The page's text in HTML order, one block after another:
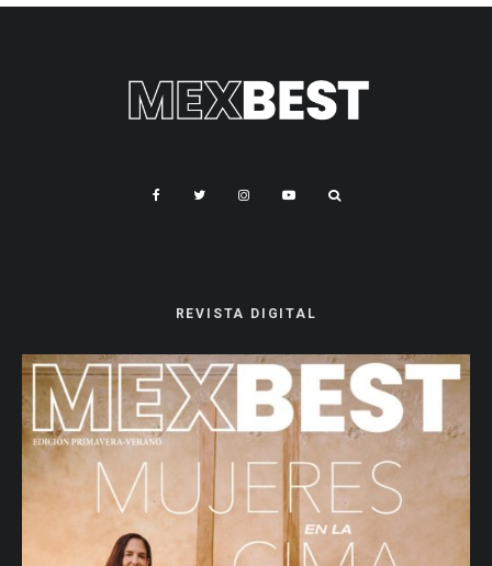
REVISTA DIGITAL